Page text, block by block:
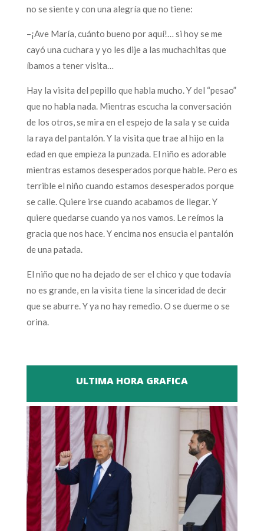
no se siente y con una alegría que no tiene:
–¡Ave María, cuánto bueno por aquí!… si hoy se me
cayó una cuchara y yo les dije a las muchachitas que
íbamos a tener visita…
Hay la visita del pepillo que habla mucho. Y del “pesao”
que no habla nada. Mientras escucha la conversación
de los otros, se mira en el espejo de la sala y se cuida
la raya del pantalón. Y la visita que trae al hijo en la
edad en que empieza la punzada. El niño es adorable
mientras estamos desesperados porque hable. Pero es
terrible el niño cuando estamos desesperados porque
se calle. Quiere irse cuando acabamos de llegar. Y
quiere quedarse cuando ya nos vamos. Le reímos la
gracia que nos hace. Y encima nos ensucia el pantalón
de una patada.
El niño que no ha dejado de ser el chico y que todavía
no es grande, en la visita tiene la sinceridad de decir
que se aburre. Y ya no hay remedio. O se duerme o se
orina.
ULTIMA HORA GRAFICA